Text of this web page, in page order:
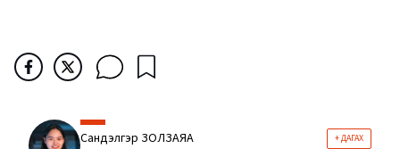
Сандэлгэр ЗОЛЗАЯА + ДАГАХ